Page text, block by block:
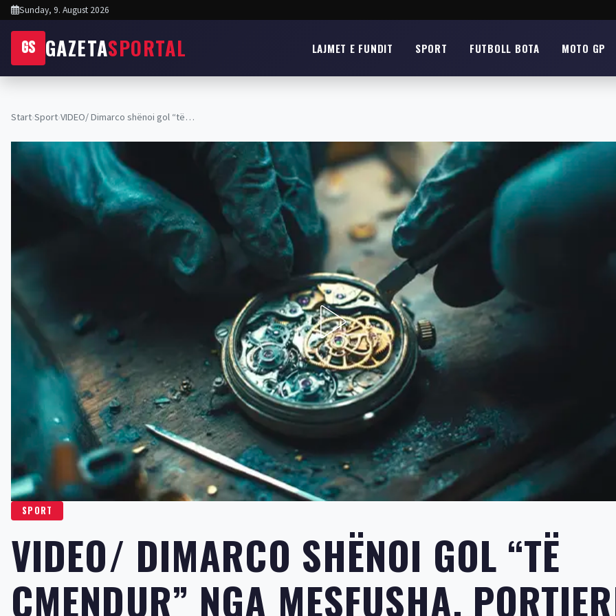
Sunday, 9. August 2026
GS GAZETASPORTAL LAJMET E FUNDIT SPORT FUTBOLL BOTA MOTO GP
Start›Sport›VIDEO/ Dimarco shënoi gol “të…
SPORT
VIDEO/ DIMARCO SHËNOI GOL “TË
ÇMENDUR” NGA MESFUSHA,